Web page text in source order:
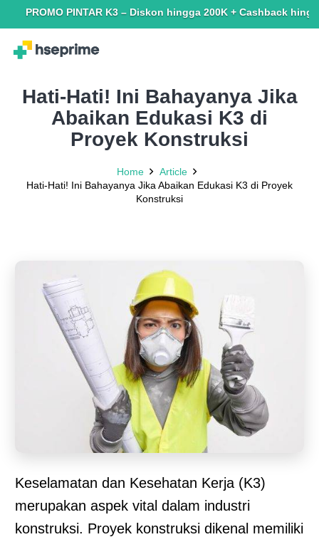
PROMO PINTAR K3 – Diskon hingga 200K + Cashback
Hati-Hati! Ini Bahayanya Jika
Abaikan Edukasi K3 di
Proyek Konstruksi
Home
Article
Hati-Hati! Ini Bahayanya Jika Abaikan Edukasi K3 di Proyek
Konstruksi
Keselamatan dan Kesehatan Kerja (K3)
merupakan aspek vital dalam industri
konstruksi. Proyek konstruksi dikenal memiliki